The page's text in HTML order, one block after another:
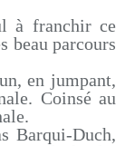
à franchir ce
beau parcours
en jumpant,
Coinsé au
Barqui-Duch,